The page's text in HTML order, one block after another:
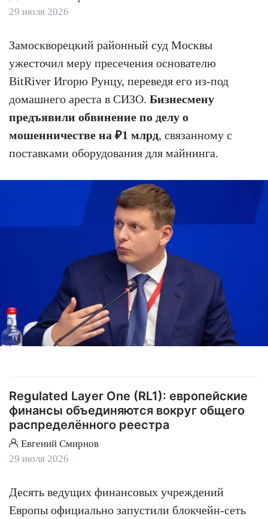
29 июля 2026
Замоскворецкий районный суд Москвы
ужесточил меру пресечения основателю
BitRiver Игорю Рунцу, переведя его из-под
домашнего ареста в СИЗО. Бизнесмену
предъявили обвинение по делу о
мошенничестве на ₽1 млрд, связанному с
поставками оборудования для майнинга.
Regulated Layer One (RL1): европейские
финансы объединяются вокруг общего
распределённого реестра
Евгений Смирнов
29 июля 2026
Десять ведущих финансовых учреждений
Европы официально запустили блокчейн-сеть